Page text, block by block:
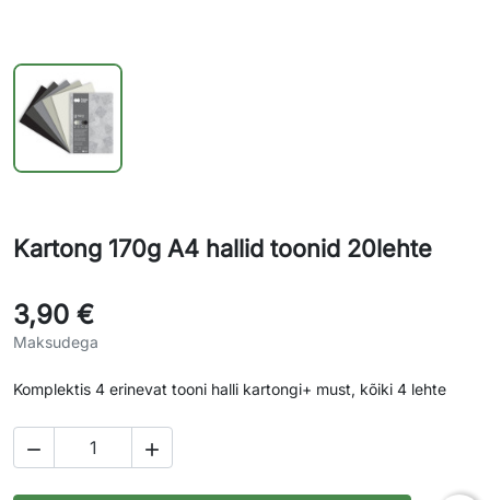
Kartong 170g A4 hallid toonid 20lehte
3,90 €
Maksudega
Komplektis 4 erinevat tooni halli kartongi+ must, kõiki 4 lehte
 